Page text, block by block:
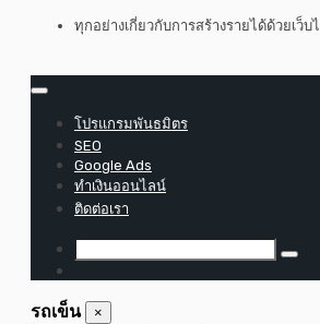
ข้าม
ที่
ทุกอย่างเกี่ยวกับการสร้างรายได้ด้วยเว็
โปรแกรมพันธมิตร
SEO
Google Ads
ทำเงินออนไลน์
ติดต่อเรา
รถเข็น ×